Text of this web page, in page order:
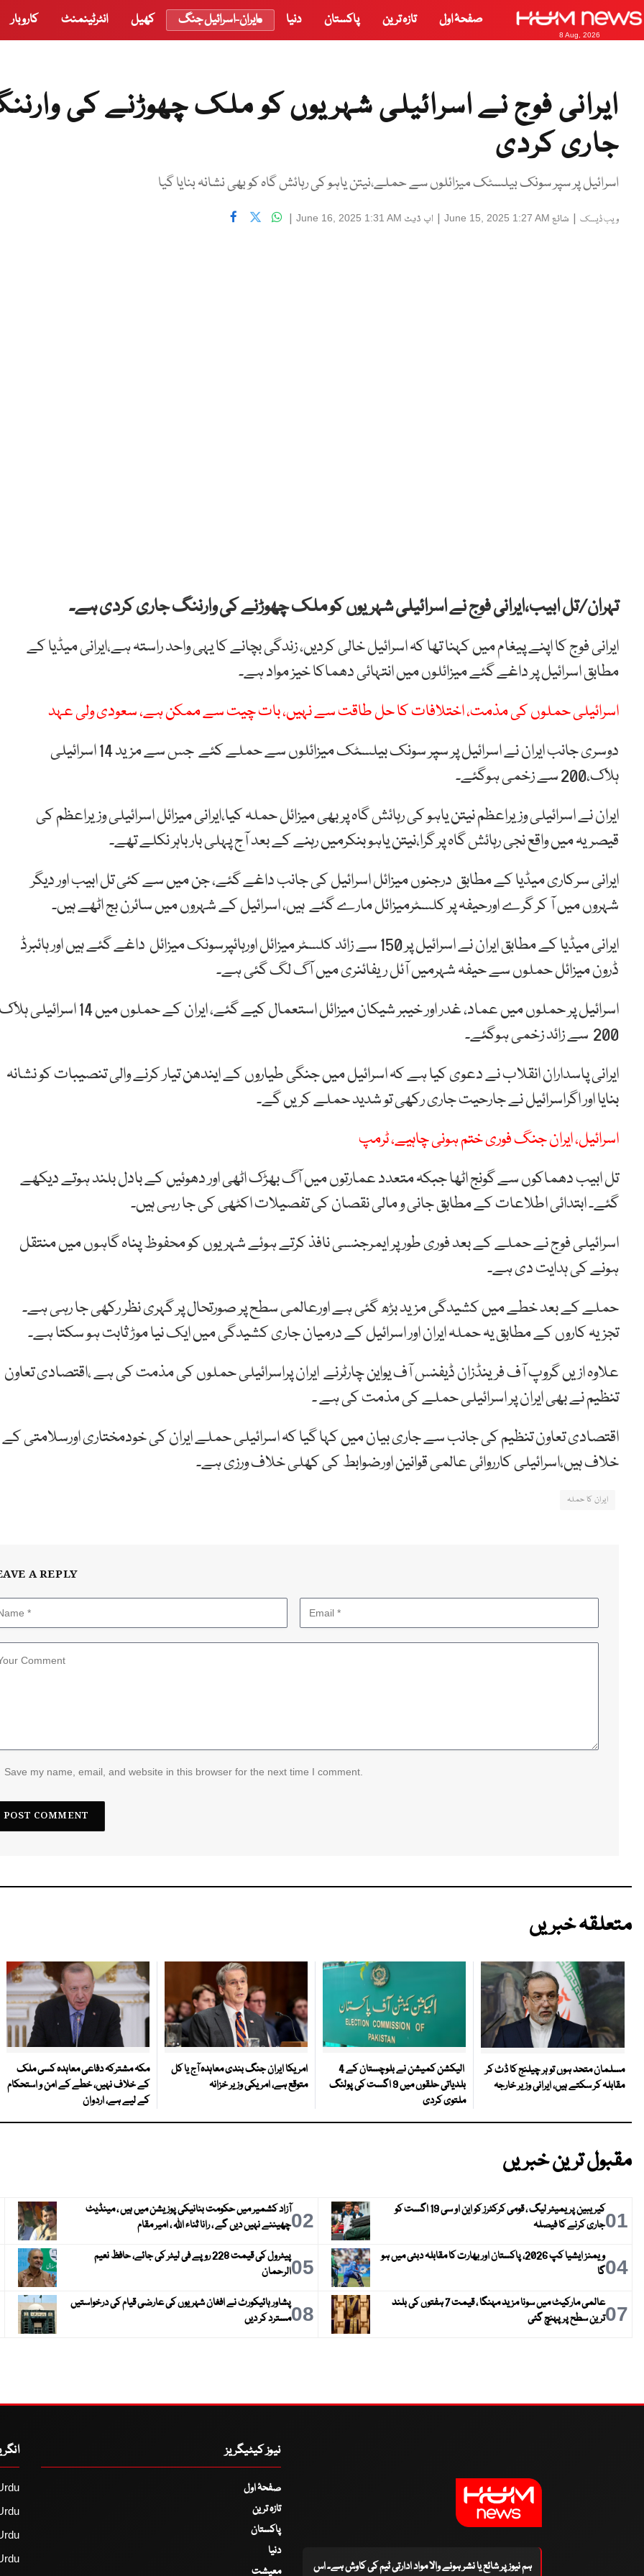
8 Aug, 2026
صفحۂ اول تازہ ترین پاکستان دنیا ایران-اسرائیل جنگ کھیل انٹرٹینمنٹ کاروبار
ایرانی فوج نے اسرائیلی شہریوں کو ملک چھوڑنے کی
جاری کردی
اسرائیل پر سپر سونک بیلسٹک میزائلوں سے حملے،نیتن یاہو کی رہائش گاہ کو بھی نشانہ بنایا گیا
ویب ڈیسک | شائع June 15, 2025 1:27 AM
| اپ ڈیٹ June 16, 2025 1:31 AM
|
تہران/تل ابیب،ایرانی فوج نے اسرائیلی شہریوں کو ملک چھوڑنے کی وارننگ جاری کردی ہے۔
ایرانی فوج کا اپنے پیغام میں کہنا تھا کہ اسرائیل خالی کردیں، زندگی بچانے کا یہی واحد راستہ ہے،ایرانی میڈیا کے
مطابق اسرائیل پر داغے گئے میزائلوں میں انتہائی دھماکا خیز مواد ہے۔
اسرائیلی حملوں کی مذمت، اختلافات کا حل طاقت سے نہیں، بات چیت سے ممکن ہے، سعودی ولی عہد
دوسری جانب ایران نے اسرائیل پر سپر سونک بیلسٹک میزائلوں سے حملے کئے جس سے مزید 14 اسرائیلی
ہلاک،200 سے زخمی ہوگئے۔
ایران نے اسرائیلی وزیراعظم نیتن یاہو کی رہائش گاہ پر بھی میزائل حملہ کیا،ایرانی میزائل اسرائیلی وزیراعظم کی
قیصریہ میں واقع نجی رہائش گاہ پر گرا،نیتن یاہو بنکرمیں رہنے کے بعد آج پہلی بار باہر نکلے تھے۔
ایرانی سرکاری میڈیا کے مطابق درجنوں میزائل اسرائیل کی جانب داغے گئے، جن میں سے کئی تل ابیب اور دیگر
شہروں میں آ کر گرے اورحیفہ پر کلسٹرمیزائل مارے گئے ہیں، اسرائیل کے شہروں میں سائرن بج اٹھے ہیں۔
ایرانی میڈیا کے مطابق ایران نے اسرائیل پر 150 سے زائد کلسٹر میزائل اورہائپرسونک میزائل داغے گئے ہیں اور ہائبرڈ
ڈرون میزائل حملوں سے حیفہ شہرمیں آئل ریفائنری میں آگ لگ گئی ہے۔
اسرائیل پر حملوں میں عماد، غدر اور خیبر شیکان میزائل استعمال کیے گئے، ایران کے حملوں میں 14
200 سے زائد زخمی ہوگئے۔
ایرانی پاسداران انقلاب نے دعوی کیا ہے کہ اسرائیل میں جنگی طیاروں کے ایندھن تیار کرنے والی تنصیبات کو نشانہ
بنایا اور اگراسرائیل نے جارحیت جاری رکھی تو شدید حملے کریں گے۔
اسرائیل، ایران جنگ فوری ختم ہونی چاہیے، ٹرمپ
تل ابیب دھماکوں سے گونج اٹھا جبکہ متعدد عمارتوں میں آگ بھڑک اٹھی اور دھوئیں کے بادل بلند ہوتے دیکھے
گئے۔ ابتدائی اطلاعات کے مطابق جانی و مالی نقصان کی تفصیلات اکٹھی کی جا رہی ہیں۔
اسرائیلی فوج نے حملے کے بعد فوری طور پر ایمرجنسی نافذ کرتے ہوئے شہریوں کو محفوظ پناہ گاہوں میں منتقل
ہونے کی ہدایت دی ہے۔
حملے کے بعد خطے میں کشیدگی مزید بڑھ گئی ہے اورعالمی سطح پر صورتحال پر گہری نظر رکھی جا رہی ہے۔
تجزیہ کاروں کے مطابق یہ حملہ ایران اور اسرائیل کے درمیان جاری کشیدگی میں ایک نیا موڑ ثابت ہو سکتا ہے۔
علاوہ ازیں گروپ آف فرینڈزان ڈیفنس آف یواین چارٹرنے ایران پراسرائیلی حملوں کی مذمت کی ہے ،اقتصادی تعاون
تنظیم نے بھی ایران پر اسرائیلی حملے کی مذمت کی ہے ۔
اقتصادی تعاون تنظیم کی جانب سے جاری بیان میں کہا گیا کہ اسرائیلی حملے ایران کی خودمختاری اورسلامتی کے
خلاف ہیں،اسرائیلی کارروائی عالمی قوانین اورضوابط کی کھلی خلاف ورزی ہے۔
ایران کا حملہ
A REPLY
Save my name, email, and website in this browser for the next time I comment.
متعلقہ خبریں
مسلمان متحد ہوں تو ہر چیلنج کا ڈٹ کر
مقابلہ کر سکتے ہیں، ایرانی وزیر خارجہ
الیکشن کمیشن نے بلوچستان کے 4
بلدیاتی حلقوں میں 9 اگست کی پولنگ
ملتوی کردی
امریکا ایران جنگ بندی معاہدہ آج یا کل
متوقع ہے، امریکی وزیر خزانہ
مکہ مشترکہ دفاعی معاہدہ کسی ملک
کے خلاف نہیں، خطے کے امن و استحکام
کے لیے ہے، اردوان
مقبول ترین خبریں
01
کیریبین پریمیئر لیگ ، قومی کرکٹرز کو این او سی 19 اگست کو
جاری کرنے کا فیصلہ
02آزاد کشمیر میں حکومت بنانیکی پوزیشن میں ہیں ، مینڈیٹ
چھیننے نہیں دیں گے ، رانا ثناء اللہ ، امیر مقام
04
ویمنز ایشیا کپ 2026، پاکستان اور بھارت کا مقابلہ دبئی میں ہو
گا
05
پیٹرول کی قیمت 228 روپے فی لیٹر کی جائے، حافظ نعیم
الرحمان
07
عالمی مارکیٹ میں سونا مزید مہنگا ، قیمت 7 ہفتوں کی بلند
ترین سطح پر پہنچ گئی
08پشاور ہائیکورٹ نے افغان شہریوں کی عارضی قیام کی درخواستیں
مسترد کر دیں
ہم نیوز پر شائع یا نشر ہونے والا مواد ادارتی ٹیم کی کاوش ہے۔ اس
نیوز کیٹیگریز
صفحۂ اول
تازہ ترین
پاکستان
دنیا
معیشت